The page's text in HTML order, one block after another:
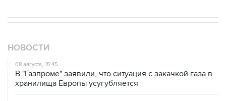
НОВОСТИ
08 августа, 15:45
В "Газпроме" заявили, что ситуация с закачкой газа в
хранилища Европы усугубляется